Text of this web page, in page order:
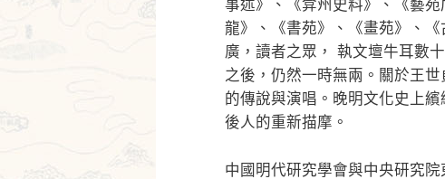
龍》、《書苑》、《畫苑》、
廣，讀者之眾， 執文壇牛耳數
之後，仍然一時無兩。關於王
的傳說與演唱。晚明文化史上
後人的重新描摩。
中國明代研究學會與中央研究